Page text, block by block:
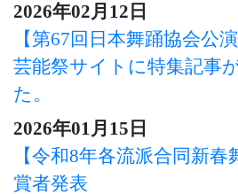
2026年02月12日
【第67回日本舞踊協会公
芸能祭サイトに特集記事
た。
2026年01月15日
【令和8年各流派合同新
賞者発表